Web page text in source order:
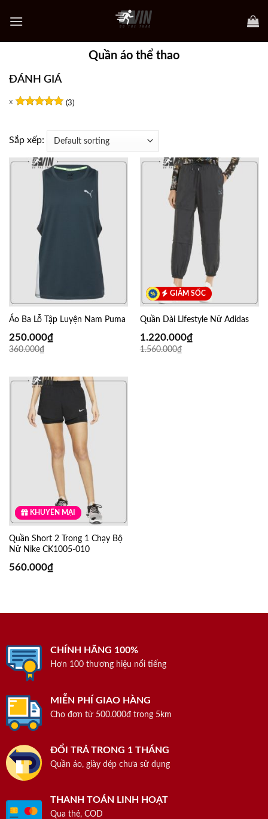
Quần áo thể thao
ĐÁNH GIÁ
(3)
Sắp xếp:
Áo Ba Lỗ Tập Luyện Nam Puma
360.000₫
250.000₫
GIẢM SỐC
Quần Dài Lifestyle Nữ Adidas
1.560.000₫
1.220.000₫
GIẢM SỐC
KHUYẾN MẠI
Quần Short 2 Trong 1 Chạy Bộ
Nữ Nike CK1005-010
560.000₫
CHÍNH HÃNG 100%
Hơn 100 thương hiệu nổi tiếng
MIỄN PHÍ GIAO HÀNG
Cho đơn từ 500.000đ trong 5km
ĐỔI TRẢ TRONG 1 THÁNG
Quần áo, giày dép chưa sử dụng
THANH TOÁN LINH HOẠT
Qua thẻ, COD